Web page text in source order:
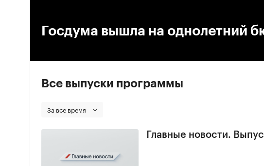
Госдума вышла на однолетний
Все выпуски программы
За все время
Главные новости.